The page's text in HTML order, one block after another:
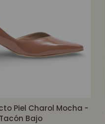
Piel Charol Mocha -
Bajo